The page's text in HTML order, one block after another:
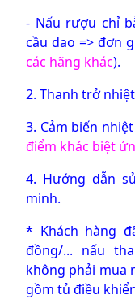
- Nấu rượu chỉ
cầu dao => đơn
các hãng khác).
2. Thanh trở
3. Cảm biến
điểm khác biệt
4. Hướng dẫn
minh.
* Khách hàng
đồng/... nấu
không phải mua
gồm tủ điều